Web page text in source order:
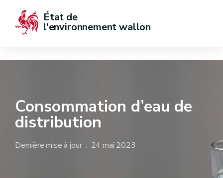
État de
l'environnement wallon
Consommation d’eau de
distribution
Dernière mise à jour : 24 mai 2023